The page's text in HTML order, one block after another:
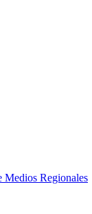
Medios Regionales